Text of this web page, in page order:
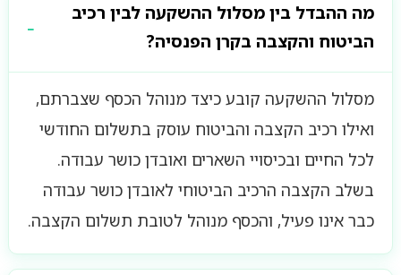
מה ההבדל בין מסלול ההשקעה לבין רכיב
הביטוח והקצבה בקרן הפנסיה?
מסלול ההשקעה קובע כיצד מנוהל הכסף שצברתם,
ואילו רכיב הקצבה והביטוח עוסק בתשלום החודשי
לכל החיים ובכיסויי השארים ואובדן כושר עבודה.
בשלב הקצבה הרכיב הביטוחי לאובדן כושר עבודה
כבר אינו פעיל, והכסף מנוהל לטובת תשלום הקצבה.